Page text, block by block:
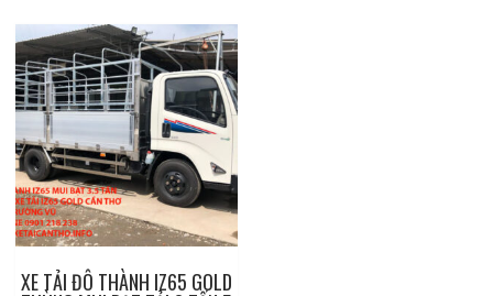
XE TẢI ĐÔ THÀNH IZ65 GOLD